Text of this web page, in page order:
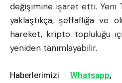
değişimine işaret etti. Yeni
yaklaştıkça, şeffaflığa ve
hareket, kripto topluluğu
yeniden tanımlayabilir.
Haberlerimizi Whatsapp,